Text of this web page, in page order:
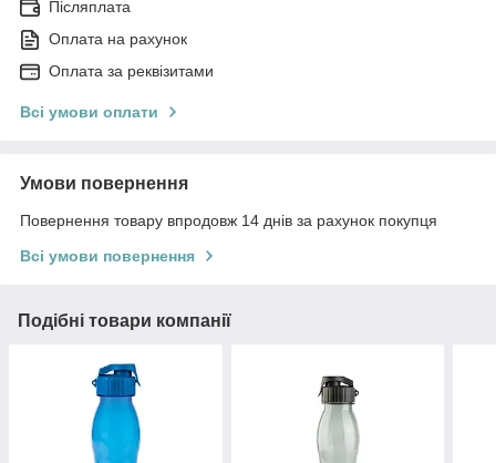
Післяплата
Оплата на рахунок
Оплата за реквізитами
Всі умови оплати
Умови повернення
Повернення товару впродовж 14 днів за рахунок покупця
Всі умови повернення
Подібні товари компанії